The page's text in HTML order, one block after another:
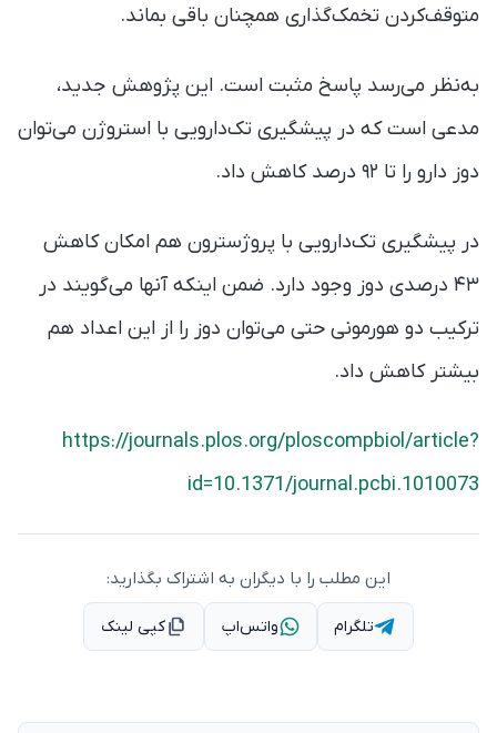
متوقف‌کردن تخمک‌گذاری همچنان باقی بماند.
به‌نظر می‌رسد پاسخ مثبت است. این پژوهش جدید،
مدعی است که در پیشگیری تک‌دارویی با استروژن می‌توان
دوز دارو را تا ۹۲ درصد کاهش داد.
در پیشگیری تک‌دارویی با پروژسترون هم امکان کاهش
۴۳ درصدی دوز وجود دارد. ضمن اینکه آنها می‌گویند در
ترکیب دو هورمونی حتی می‌توان دوز‌ را از این اعداد هم
بیشتر کاهش داد.
https://journals.plos.org/ploscompbiol/article?
id=10.1371/journal.pcbi.1010073
این مطلب را با دیگران به اشتراک بگذارید:
تلگرام واتس‌اپ کپی لینک